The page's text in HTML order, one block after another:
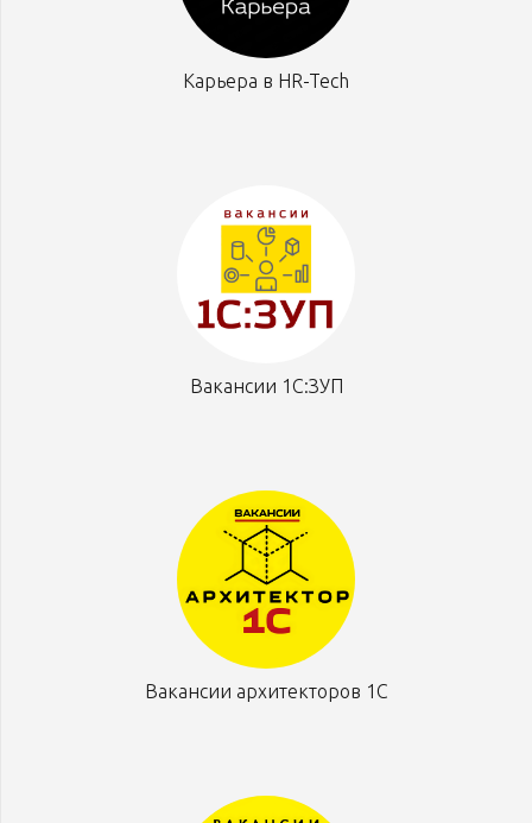
Карьера в HR-Tech
Вакансии 1С:ЗУП
Вакансии архитекторов 1С